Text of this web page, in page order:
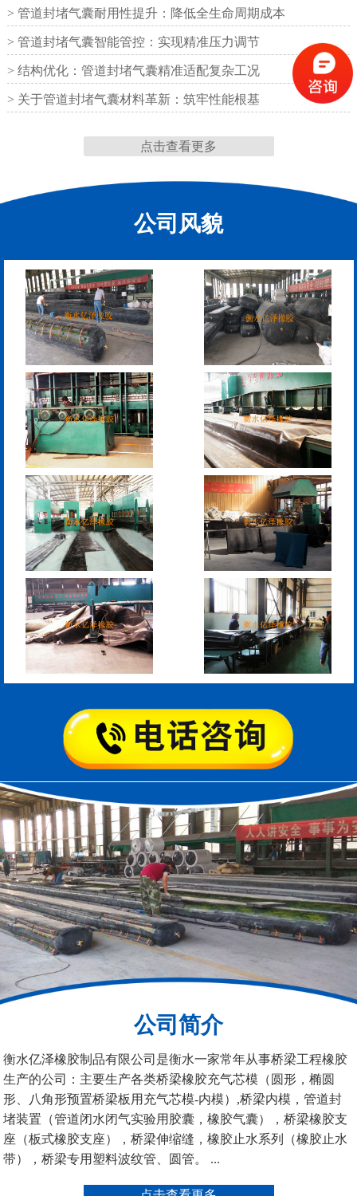
缝
缝
RG型桥梁伸缩缝
D40、60、80型桥梁伸
缩缝
模数式160、240、320伸
缩缝
SF梳型伸缩缝
L型桥梁伸缩缝 Z型桥梁伸缩缝
板式橡胶伸缩缝 C型桥梁伸缩缝
200*25米圆形桥梁气囊 390*14米的圆形充气芯
模
> 管道封堵气囊耐用性提升：降低全生命周期成本
> 管道封堵气囊智能管控：实现精准压力调节
> 结构优化：管道封堵气囊精准适配复杂工况
> 关于管道封堵气囊材料革新：筑牢性能根基
点击查看更多
公司风貌
公司简介
衡水亿泽橡胶制品有限公司是衡水一家常年从事桥梁工程橡胶
生产的公司：主要生产各类桥梁橡胶充气芯模（圆形，椭圆
形、八角形预置桥梁板用充气芯模-内模）,桥梁内模，管道封
堵装置（管道闭水闭气实验用胶囊，橡胶气囊），桥梁橡胶支
座（板式橡胶支座），桥梁伸缩缝，橡胶止水系列（橡胶止水
带），桥梁专用塑料波纹管、圆管。 ...